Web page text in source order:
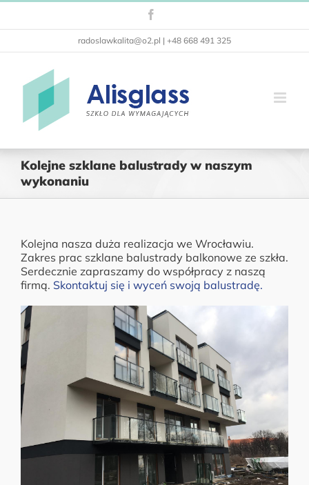
Przejdź
zawartości
radoslawkalita@o2.pl | +48 668 491 325
Kolejne szklane balustrady w naszym
wykonaniu
Kolejna nasza duża realizacja we Wrocławiu.
Zakres prac szklane balustrady balkonowe ze szkła.
Serdecznie zapraszamy do współpracy z naszą
firmą. Skontaktuj się i wyceń swoją balustradę.